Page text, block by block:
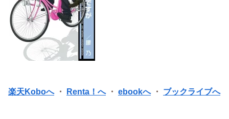
楽天Koboへ・ Renta！へ・ ebookへ・ ブックライブへ